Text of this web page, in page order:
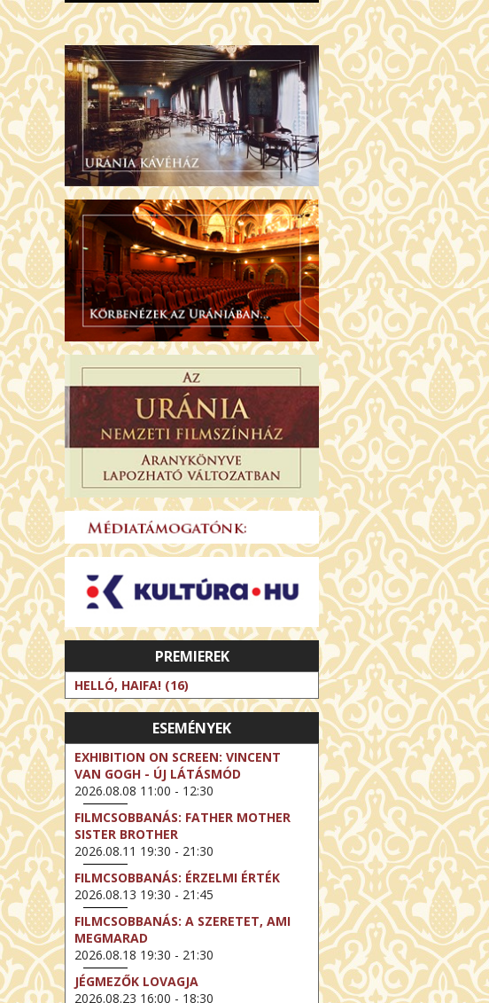
PREMIEREK
HELLÓ, HAIFA! (16)
ESEMÉNYEK
EXHIBITION ON SCREEN: VINCENT
VAN GOGH - ÚJ LÁTÁSMÓD
2026.08.08 11:00 - 12:30
FILMCSOBBANÁS: FATHER MOTHER
SISTER BROTHER
2026.08.11 19:30 - 21:30
FILMCSOBBANÁS: ÉRZELMI ÉRTÉK
2026.08.13 19:30 - 21:45
FILMCSOBBANÁS: A SZERETET, AMI
MEGMARAD
2026.08.18 19:30 - 21:30
JÉGMEZŐK LOVAGJA
2026.08.23 16:00 - 18:30